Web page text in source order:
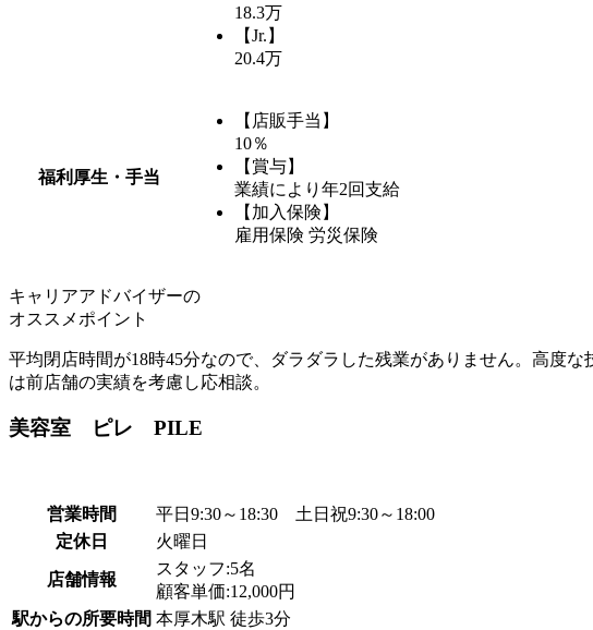
18.3万
【Jr.】
20.4万
福利厚生・手当
【店販手当】
10％
【賞与】
業績により年2回支給
【加入保険】
雇用保険 労災保険
キャリアアドバイザーの
オススメポイント
平均閉店時間が18時45分なので、ダラダラした残業がありません。高度
は前店舗の実績を考慮し応相談。
美容室 ピレ PILE
営業時間
平日9:30～18:30 土日祝9:30～18:00
定休日
火曜日
店舗情報
スタッフ:5名
顧客単価:12,000円
駅からの所要時間 本厚木駅 徒歩3分